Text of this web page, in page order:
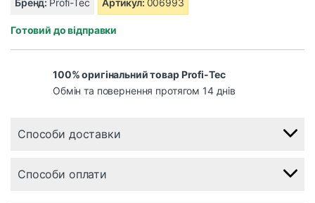
Бренд: Profi-Tec Артикул: 006993
Готовий до відправки
100% оригінальний товар Profi-Tec
Обмін та повернення протягом 14 днів
Способи доставки
Способи оплати